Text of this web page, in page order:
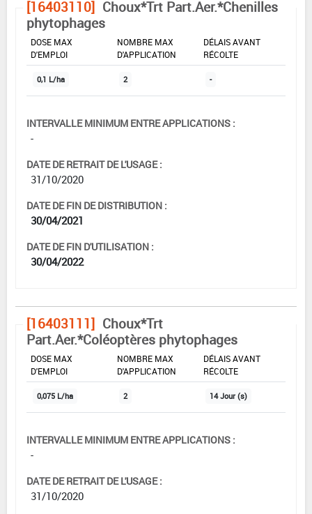
[16403110] Choux*Trt Part.Aer.*Chenilles
phytophages
DOSE MAX
D'EMPLOI
NOMBRE MAX
D'APPLICATION
DÉLAIS AVANT
RÉCOLTE
0,1 L/ha 2 -
INTERVALLE MINIMUM ENTRE APPLICATIONS :
-
DATE DE RETRAIT DE L'USAGE :
31/10/2020
DATE DE FIN DE DISTRIBUTION :
30/04/2021
DATE DE FIN D'UTILISATION :
30/04/2022
[16403111] Choux*Trt
Part.Aer.*Coléoptères phytophages
DOSE MAX
D'EMPLOI
NOMBRE MAX
D'APPLICATION
DÉLAIS AVANT
RÉCOLTE
0,075 L/ha 2 14 Jour (s)
INTERVALLE MINIMUM ENTRE APPLICATIONS :
-
DATE DE RETRAIT DE L'USAGE :
31/10/2020